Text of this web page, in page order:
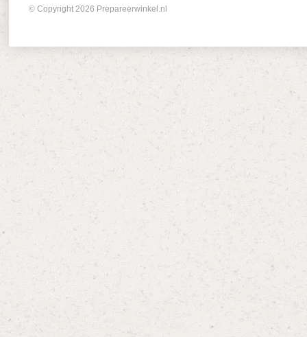
© Copyright 2026 Prepareerwinkel.nl